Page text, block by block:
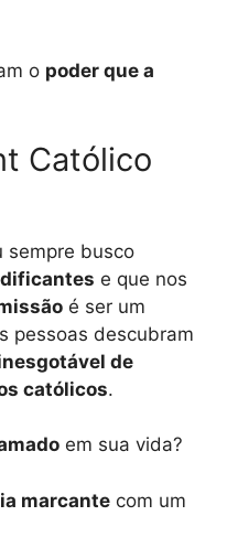
o poder que a
Católico
sempre busco
e que nos
é ser um
pessoas descubram
de
católicos.
em sua vida?
marcante com um